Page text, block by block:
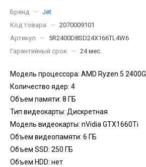
Бренд — Jet
Код товара
— 2070009101
Артикул
— 5R2400D8SD24X166TL4W6
Гарантийный срок
— 24 мес.
Модель процессора: AMD Ryzen 5 2400G
Количество ядер: 4
Объем памяти: 8 ГБ
Тип видеокарты: Дискретная
Модель видеокарты: nVidia GTX1660Ti
Объем видеопамяти: 6 ГБ
Объем SSD: 250 ГБ
Объем HDD: нет